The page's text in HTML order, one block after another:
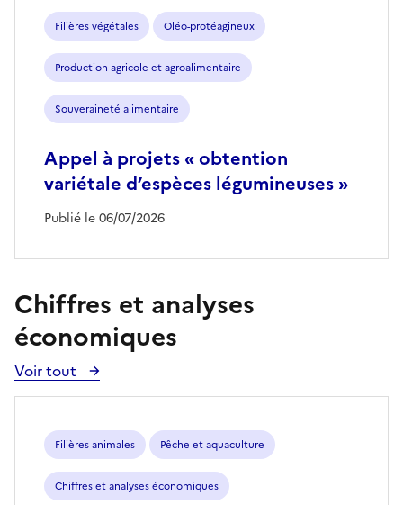
Filières végétales Oléo-protéagineux
Production agricole et agroalimentaire
Souveraineté alimentaire
Appel à projets « obtention
variétale d’espèces légumineuses »
Publié le 06/07/2026
Chiffres et analyses
économiques
Voir tout
Voir
toutes
publications
Filières animales Pêche et aquaculture
Chiffres et analyses économiques